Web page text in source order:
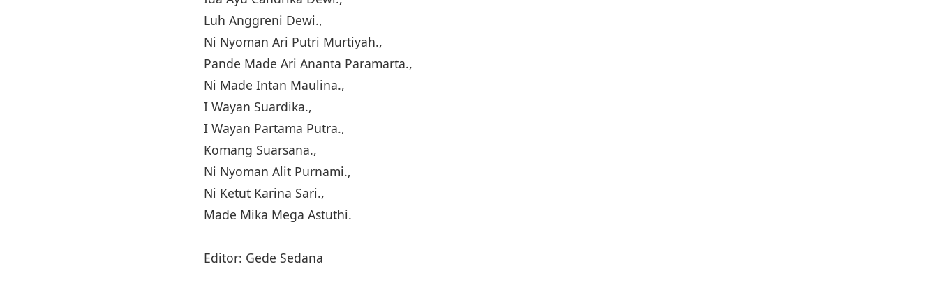
Luh Anggreni Dewi.,
Ni Nyoman Ari Putri Murtiyah.,
Pande Made Ari Ananta Paramarta.,
Ni Made Intan Maulina.,
I Wayan Suardika.,
I Wayan Partama Putra.,
Komang Suarsana.,
Ni Nyoman Alit Purnami.,
Ni Ketut Karina Sari.,
Made Mika Mega Astuthi.
Editor: Gede Sedana